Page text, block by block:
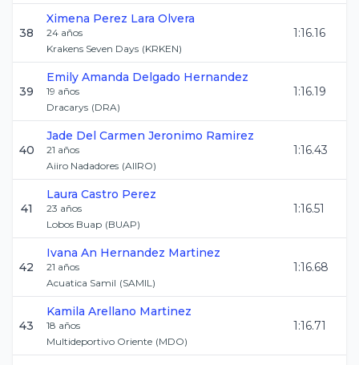
38
Ximena Perez Lara Olvera
24 años
Krakens Seven Days (KRKEN)
1:16.16
39
Emily Amanda Delgado Hernandez
19 años
Dracarys (DRA)
1:16.19
40
Jade Del Carmen Jeronimo Ramirez
21 años
Aiiro Nadadores (AIIRO)
1:16.43
41
Laura Castro Perez
23 años
Lobos Buap (BUAP)
1:16.51
42
Ivana An Hernandez Martinez
21 años
Acuatica Samil (SAMIL)
1:16.68
43
Kamila Arellano Martinez
18 años
Multideportivo Oriente (MDO)
1:16.71